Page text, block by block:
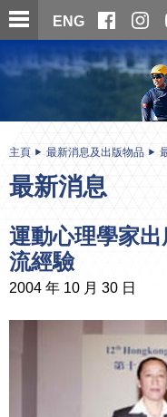
跳
至
內
ENG
内
主頁 最新消息及出版物品
最新消息
運動心理學家
流經驗
2004 年 10 月 30 日